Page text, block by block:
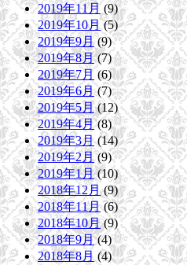
2019年11月 (9)
2019年10月(5)
2019年9月 (9)
2019年8月(7)
2019年7月 (6)
2019年6月(7)
2019年5月(12)
2019年4月(8)
2019年3月(14)
2019年2月(9)
2019年1月(10)
2018年12月(9)
2018年11月(6)
2018年10月(9)
2018年9月(4)
2018年8月 (4)